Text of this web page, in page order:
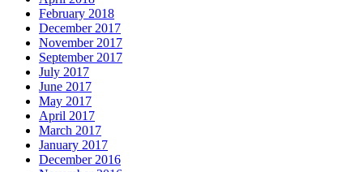
February 2018
December 2017
November 2017
September 2017
July 2017
June 2017
May 2017
April 2017
March 2017
January 2017
December 2016